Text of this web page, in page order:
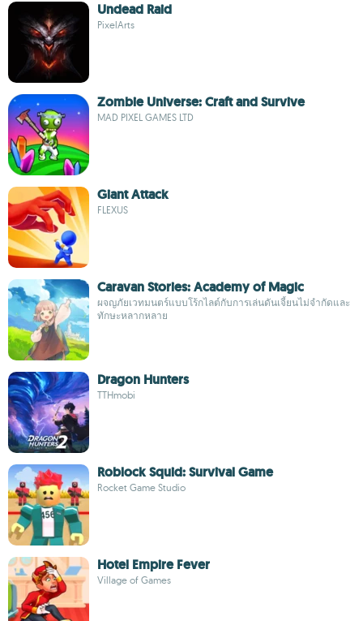
Undead Raid
PixelArts
Zombie Universe: Craft and Survive
MAD PIXEL GAMES LTD
Giant Attack
FLEXUS
Caravan Stories: Academy of Magic
ผจญภัยเวทมนตร์แบบโร้กไลต์กับการเล่นดันเจี้ยนไม่จำกัดและ
ทักษะหลากหลาย
Dragon Hunters
TTHmobi
Roblock Squid: Survival Game
Rocket Game Studio
Hotel Empire Fever
Village of Games